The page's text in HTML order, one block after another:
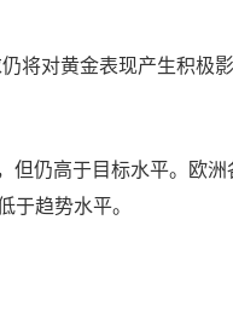
将对黄金表现产生积极
仍高于目标水平。欧
趋势水平。